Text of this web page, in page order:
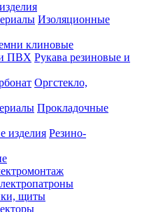
Изоляционные
клиновые
Рукава резиновые и
Оргстекло,
Прокладочные
Резино-
щиты